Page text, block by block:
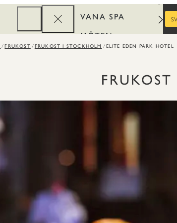
VANA SPA
MÖTEN
REWARDS
SV
FRUKOST FRUKOST I STOCKHOLM ELITE EDEN PARK HOTEL